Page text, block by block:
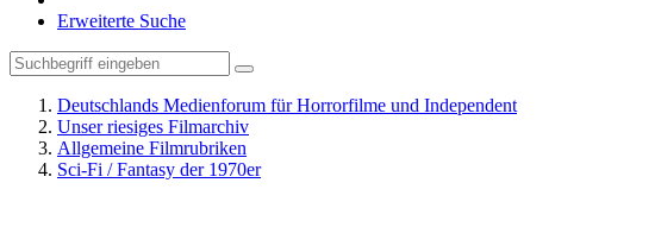
Erweiterte Suche
Deutschlands Medienforum für Horrorfilme und Independent
Unser riesiges Filmarchiv
Allgemeine Filmrubriken
Sci-Fi / Fantasy der 1970er